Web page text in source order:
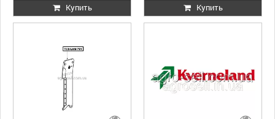
Купить Купить